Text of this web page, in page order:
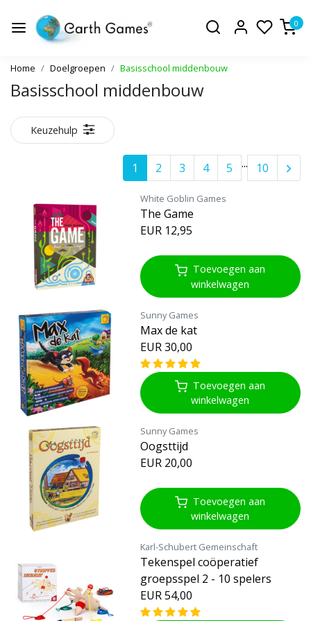
0
Home Doelgroepen Basisschool middenbouw
Basisschool middenbouw
Keuzehulp
1 2 3 4 5 ... 10
White Goblin Games
The Game
EUR 12,95
Toevoegen aan
winkelwagen
Sunny Games
Max de kat
EUR 30,00
Toevoegen aan
winkelwagen
Sunny Games
Oogsttijd
EUR 20,00
Toevoegen aan
winkelwagen
Karl-Schubert Gemeinschaft
Tekenspel coöperatief
groepsspel 2 - 10 spelers
EUR 54,00